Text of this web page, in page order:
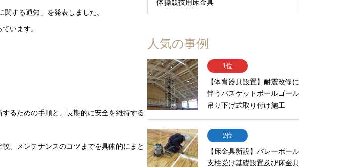
する通知」を発表しました。
います。
るための手順と、長期的に安全を維持する
、メンテナンスのコツまでを具体的にまと
体操競技用床金具
人気の事例
1位
【体育器具設置】耐震改修に
伴うバスケットボールゴール
吊り下げ式取り付け施工
2位
【床金具新設】バレーボール
支柱受け基礎設置及び床金具